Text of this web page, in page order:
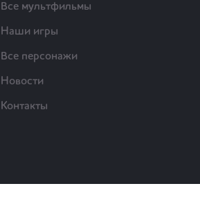
Все мультфильмы
Наши игры
Все персонажи
Новости
Контакты